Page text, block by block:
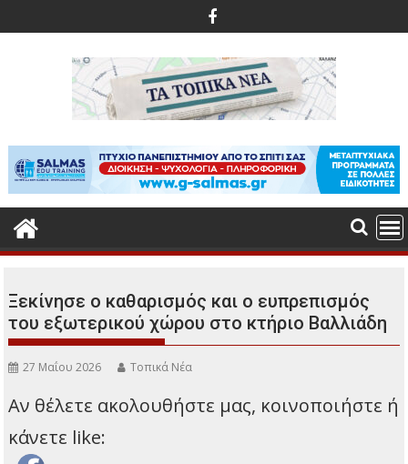
στο
περιεχόμενο
Ξεκίνησε ο καθαρισμός και ο ευπρεπισμός
του εξωτερικού χώρου στο κτήριο Βαλλιάδη
27 Μαΐου 2026 Τοπικά Νέα
Αν θέλετε ακολουθήστε μας, κοινοποιήστε ή
κάνετε like: